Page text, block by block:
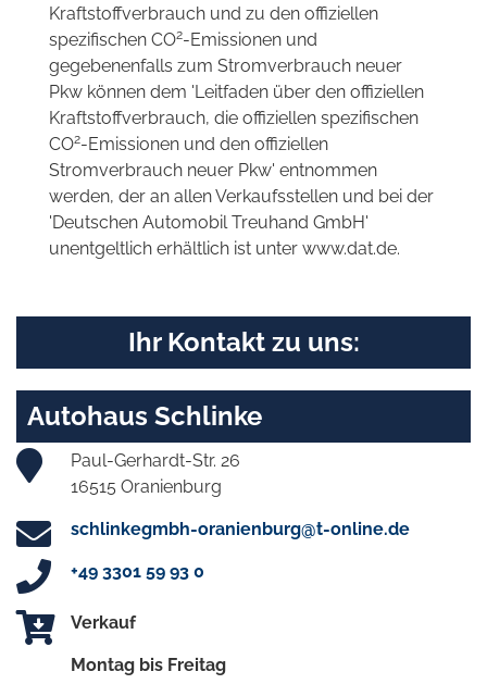
Kraftstoffverbrauch und zu den offiziellen
spezifischen CO2-Emissionen und
gegebenenfalls zum Stromverbrauch neuer
Pkw können dem 'Leitfaden über den offiziellen
Kraftstoffverbrauch, die offiziellen spezifischen
CO2-Emissionen und den offiziellen
Stromverbrauch neuer Pkw' entnommen
werden, der an allen Verkaufsstellen und bei der
'Deutschen Automobil Treuhand GmbH'
unentgeltlich erhältlich ist unter www.dat.de.
Ihr Kontakt zu uns:
Autohaus Schlinke
Paul-Gerhardt-Str. 26
16515 Oranienburg
schlinkegmbh-oranienburg@t-online.de
+49 3301 59 93 0
Verkauf
Montag bis Freitag